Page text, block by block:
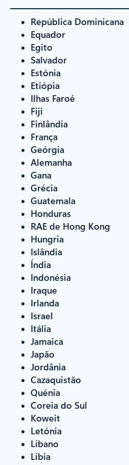
República Dominicana
Equador
Egito
Salvador
Estónia
Etiópia
Ilhas Faroé
Fiji
Finlândia
França
Geórgia
Alemanha
Gana
Grécia
Guatemala
Honduras
RAE de Hong Kong
Hungria
Islândia
Índia
Indonésia
Iraque
Irlanda
Israel
Itália
Jamaica
Japão
Jordânia
Cazaquistão
Quénia
Coreia do Sul
Koweit
Letónia
Líbano
Líbia